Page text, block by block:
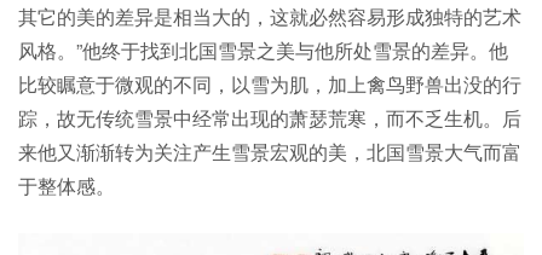
其它的美的差异是相当大的，这就必然容易形成独特的艺术
风格。”他终于找到北国雪景之美与他所处雪景的差异。他
比较瞩意于微观的不同，以雪为肌，加上禽鸟野兽出没的行
踪，故无传统雪景中经常出现的萧瑟荒寒，而不乏生机。后
来他又渐渐转为关注产生雪景宏观的美，北国雪景大气而富
于整体感。